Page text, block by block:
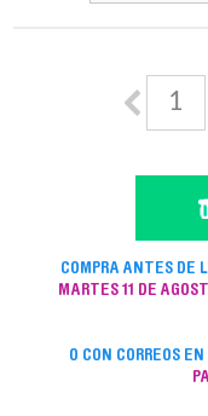
COMPRA ANTES DE
MARTES 11 DE
O CON CORREOS